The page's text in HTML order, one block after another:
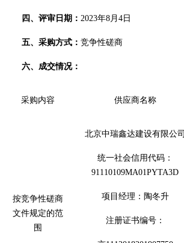
四、 评审日期： 2023年8月 4 日
五、 采购方式 ： 竞争性磋商
六、 成交情况：
采购内容 供应商名称
按竞争性磋商
文件规定的范
围
北京中瑞鑫达建设有限公司
统一社会信用代码：
91110109MA01PYTA3D
项目经理： 陶冬升
注册证书编号：